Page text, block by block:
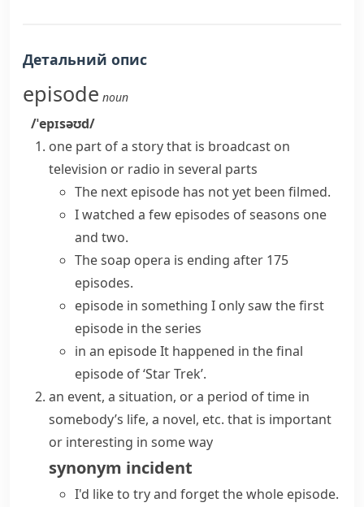
Детальний опис
episode noun
/ˈepɪsəʊd/
one part of a story that is broadcast on
television or radio in several parts
The next episode has not yet been filmed.
Iwatched a few episodes of seasons one
and two.
The soap opera is ending after 175
episodes.
episode in something I only saw the first
episode in the series
in an episodeIt happened in thefinal
episode of ‘Star Trek’.
an event, a situation, or a period of time in
somebody’s life, a novel, etc. that is important
or interesting in some way
synonym incident
I'd like to try and forget the whole episode.